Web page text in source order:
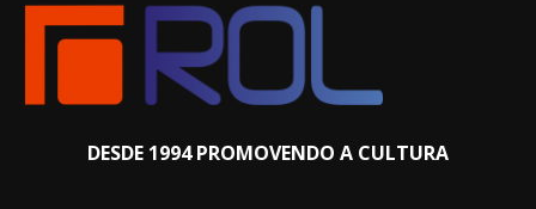
DESDE 1994 PROMOVENDO A CULTURA